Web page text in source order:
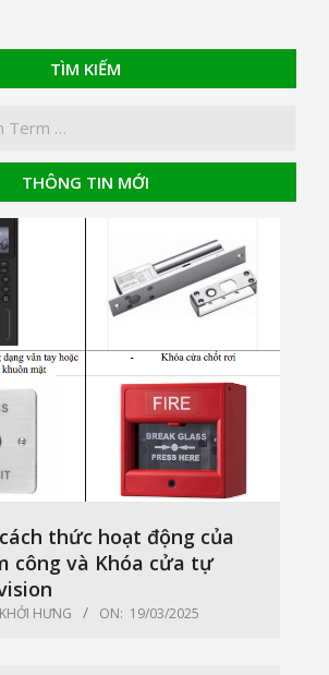
TÌM KIẾM
THÔNG TIN MỚI
thức hoạt động của
công và Khóa cửa tự
HƯNG ON: 19/03/2025